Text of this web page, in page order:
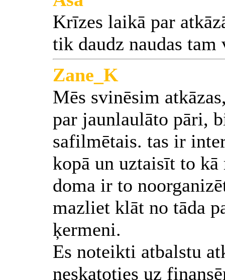
Krīzes laikā par
tik daudz naudas tam
Zane_K
Mēs svinēsim
par jaunlaulāto pāri,
safilmētais. tas ir
kopā un uztaisīt to
doma ir to
mazliet klāt no tāda
ķermeni.
Es noteikti atbalstu
neskatoties uz